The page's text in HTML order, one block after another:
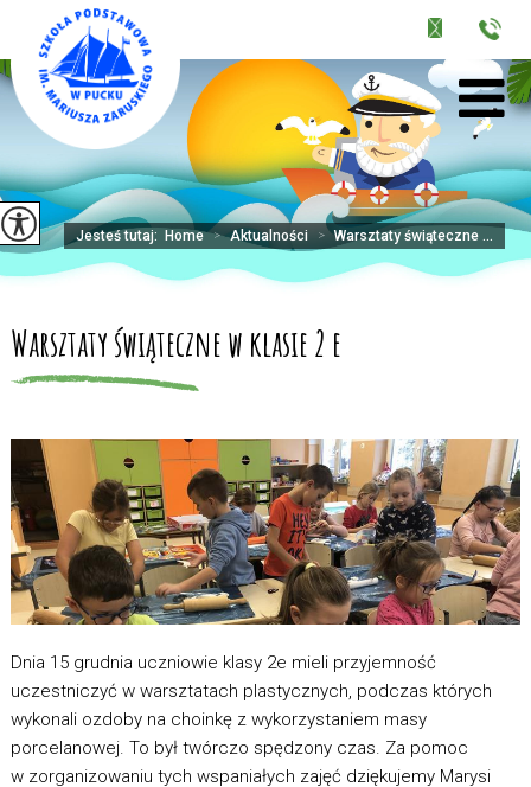
Jesteś tutaj: Home > Aktualności > Warsztaty świąteczne ...
Warsztaty świąteczne w klasie 2 e
Dnia 15 grudnia uczniowie klasy 2e mieli przyjemność
uczestniczyć w warsztatach plastycznych, podczas których
wykonali ozdoby na choinkę z wykorzystaniem masy
porcelanowej. To był twórczo spędzony czas. Za pomoc
w zorganizowaniu tych wspaniałych zajęć dziękujemy Marysi